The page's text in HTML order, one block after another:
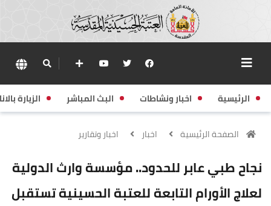
الرئيسية اخبار ونشاطات البث المباشر الزيارة
الصفحة الرئيسية اخبار اخبار وتقارير
نجاح طبي عابر للحدود.. مؤسسة وارث الدولية
لعلاج الأورام التابعة للعتبة الحسينية تستقبل